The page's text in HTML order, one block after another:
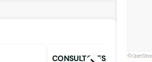
CONSULTORES DE